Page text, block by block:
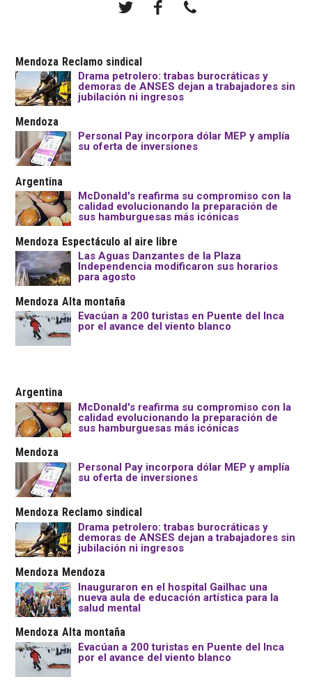
Mendoza Reclamo sindical
Drama petrolero: trabas burocráticas y
demoras de ANSES dejan a trabajadores sin
jubilación ni ingresos
Mendoza
Personal Pay incorpora dólar MEP y amplía
su oferta de inversiones
Argentina
McDonald's reafirma su compromiso con la
calidad evolucionando la preparación de
sus hamburguesas más icónicas
Mendoza Espectáculo al aire libre
Las Aguas Danzantes de la Plaza
Independencia modificaron sus horarios
para agosto
Mendoza Alta montaña
Evacúan a 200 turistas en Puente del Inca
por el avance del viento blanco
Argentina
McDonald's reafirma su compromiso con la
calidad evolucionando la preparación de
sus hamburguesas más icónicas
Mendoza
Personal Pay incorpora dólar MEP y amplía
su oferta de inversiones
Mendoza Reclamo sindical
Drama petrolero: trabas burocráticas y
demoras de ANSES dejan a trabajadores sin
jubilación ni ingresos
Mendoza Mendoza
Inauguraron en el hospital Gailhac una
nueva aula de educación artística para la
salud mental
Mendoza Alta montaña
Evacúan a 200 turistas en Puente del Inca
por el avance del viento blanco